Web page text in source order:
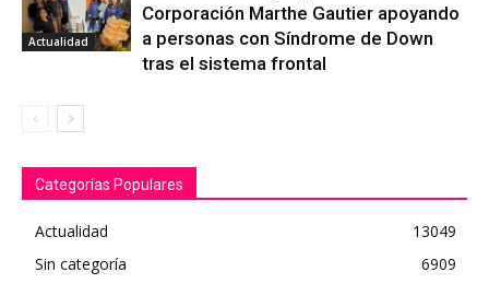
Actualidad
Corporación Marthe Gautier apoyando
a personas con Síndrome de Down
tras el sistema frontal
Categorías Populares
Actualidad
13049
Sin categoría
6909